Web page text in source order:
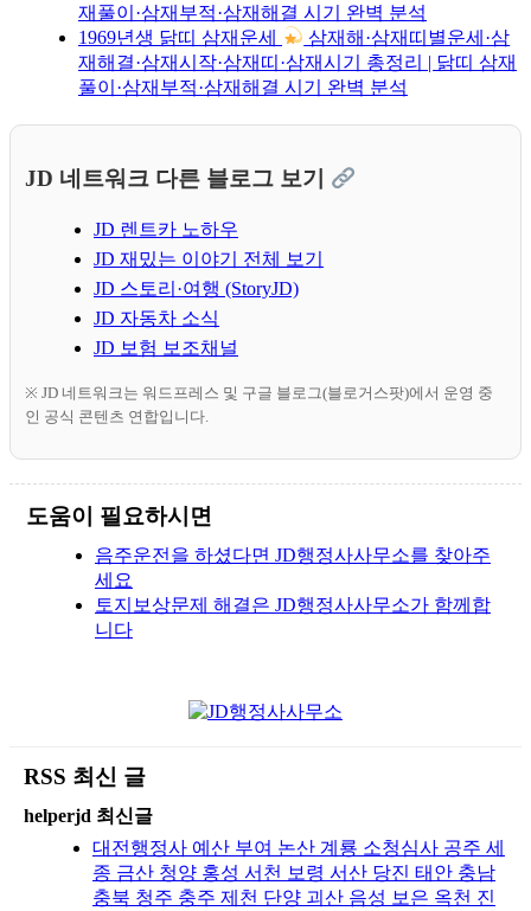
재풀이·삼재부적·삼재해결 시기 완벽 분석
1969년생 닭띠 삼재운세
삼재해·삼재띠별운세·삼
재해결·삼재시작·삼재띠·삼재시기 총정리 | 닭띠 삼재
풀이·삼재부적·삼재해결 시기 완벽 분석
JD 네트워크 다른 블로그 보기
JD 렌트카 노하우
JD 재밌는 이야기 전체 보기
JD 스토리·여행 (StoryJD)
JD 자동차 소식
JD 보험 보조채널
※ JD 네트워크는 워드프레스 및 구글 블로그(블로거스팟)에서 운영 중
인 공식 콘텐츠 연합입니다.
도움이 필요하시면
음주운전을 하셨다면 JD행정사사무소를 찾아주
세요
토지보상문제 해결은 JD행정사사무소가 함께합
니다
RSS 최신 글
helperjd 최신글
대전행정사 예산 부여 논산 계룡 소청심사 공주 세
종 금산 청양 홍성 서천 보령 서산 당진 태안 충남
충북 청주 충주 제천 단양 괴산 음성 보은 옥천 진